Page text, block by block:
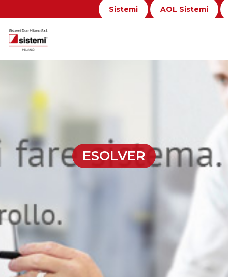
Sistemi AOL Sistemi
Chi Siamo
Assistenza e
News ed
ESOLVER